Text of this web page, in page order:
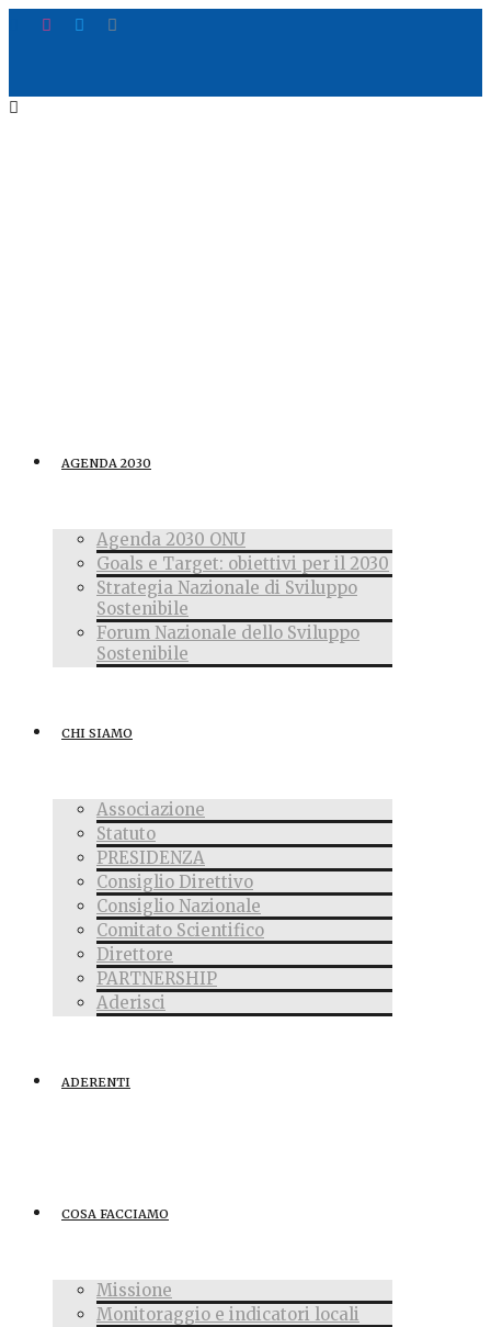
AGENDA 2030
Agenda 2030 ONU
Goals e Target: obiettivi per il 2030
Strategia Nazionale di Sviluppo
Sostenibile
Forum Nazionale dello Sviluppo
Sostenibile
CHI SIAMO
Associazione
Statuto
PRESIDENZA
Consiglio Direttivo
Consiglio Nazionale
Comitato Scientifico
Direttore
PARTNERSHIP
Aderisci
ADERENTI
COSA FACCIAMO
Missione
Monitoraggio e indicatori locali